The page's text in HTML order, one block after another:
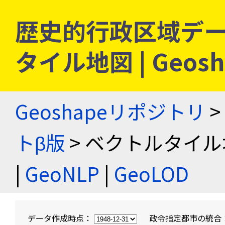
歴史的行政区域デ
タイル地図 |
Geoshapeリポジトリ >
トβ版 > ベクトルタイ
| GeoNLP | GeoLOD
データ作成時点： 政令指定都市の統